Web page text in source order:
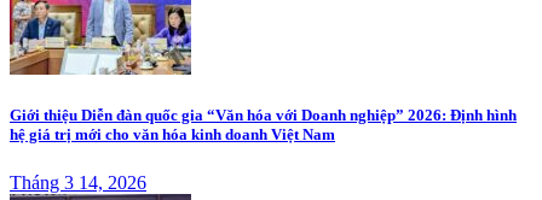
Giới thiệu Diễn đàn quốc gia “Văn hóa với Doanh nghiệp” 2026: Định hình
hệ giá trị mới cho văn hóa kinh doanh Việt Nam
Tháng 3 14, 2026